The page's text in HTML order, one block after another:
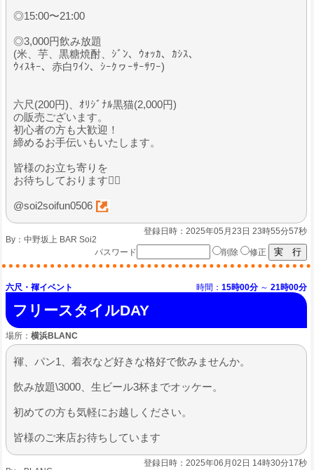
◎15:00〜21:00
◎3,000円飲み放題
(米、芋、黒糖焼酎、ｼﾞﾝ、ｳｫｯｶ、ｶｼｽ、
ｳｨｽｷｰ、赤白ﾜｲﾝ、ｼｰｸヮｰｻｰｻﾜｰ)
六尺(200円)、ｵﾘｼﾞﾅﾙ黒猫(2,000円)
の販売ございます。
初心者の方も大歓迎！
締めるお手伝いもいたします。
皆様のお立ち寄りを
お待ちしております🙇‍♂
@soi2soifun0506
登録日時：2025年05月23日 23時55分57秒
By： 中野坂上 BAR Soi2
パスワード
削除 修正
六尺・褌イベント 時間： 15時00分 ～ 21時00分
フリースタイルDAY
場所： 横浜BLANC
褌、パン1、着衣など好きな格好で飲みませんか。
飲み放題\3000、生ビール3杯までオッケー。
初めての方も気軽にお越しください。
皆様のご来店お待ちしています
登録日時：2025年06月02日 14時30分17秒